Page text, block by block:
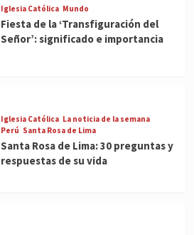
Iglesia Católica Mundo
Fiesta de la ‘Transfiguración del
Señor’: significado e importancia
Iglesia Católica La noticia de la semana
Perú Santa Rosa de Lima
Santa Rosa de Lima: 30 preguntas y
respuestas de su vida